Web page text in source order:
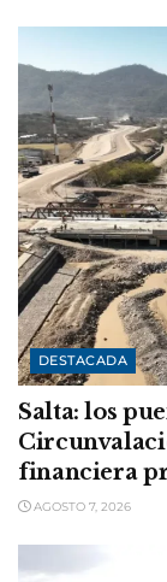
DESTACADA
Salta: los
financiera
AGOSTO 7, 2026